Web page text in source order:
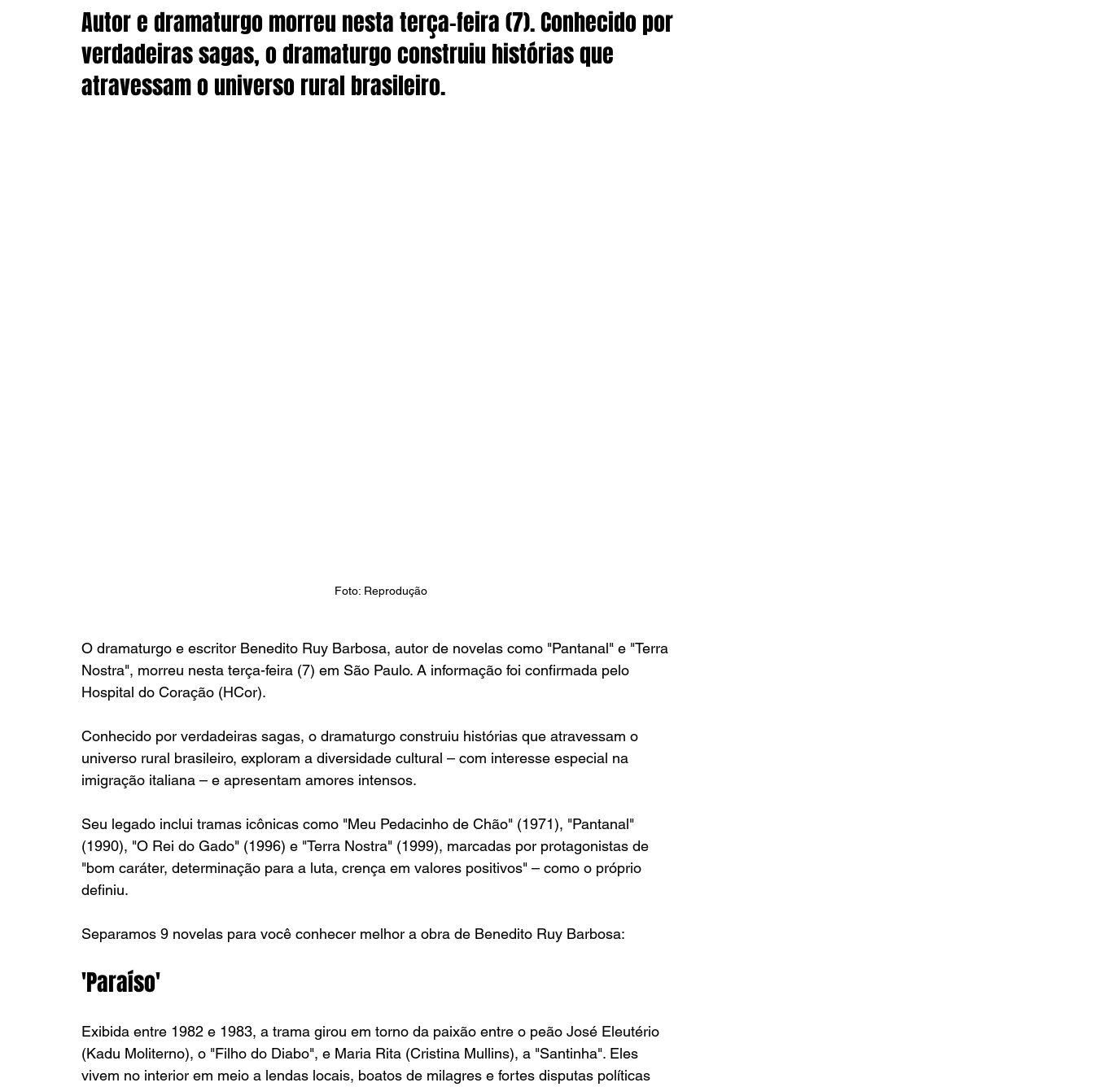
Autor e dramaturgo morreu nesta terça-feira (7). Conhecido por
verdadeiras sagas, o dramaturgo construiu histórias que
atravessam o universo rural brasileiro.
Foto: Reprodução
O dramaturgo e escritor Benedito Ruy Barbosa, autor de novelas como "Pantanal" e "Terra
Nostra", morreu nesta terça-feira (7) em São Paulo. A informação foi confirmada pelo
Hospital do Coração (HCor).
Conhecido por verdadeiras sagas, o dramaturgo construiu histórias que atravessam o
universo rural brasileiro, exploram a diversidade cultural – com interesse especial na
imigração italiana – e apresentam amores intensos.
Seu legado inclui tramas icônicas como "Meu Pedacinho de Chão" (1971), "Pantanal"
(1990), "O Rei do Gado" (1996) e "Terra Nostra" (1999), marcadas por protagonistas de
"bom caráter, determinação para a luta, crença em valores positivos" – como o próprio
definiu.
Separamos 9 novelas para você conhecer melhor a obra de Benedito Ruy Barbosa:
'Paraíso'
Exibida entre 1982 e 1983, a trama girou em torno da paixão entre o peão José Eleutério
(Kadu Moliterno), o "Filho do Diabo", e Maria Rita (Cristina Mullins), a "Santinha". Eles
vivem no interior em meio a lendas locais, boatos de milagres e fortes disputas políticas